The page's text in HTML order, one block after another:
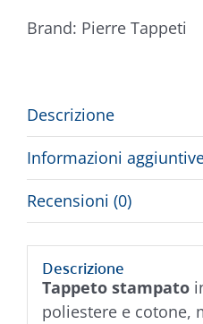
Brand: Pierre Tappeti
Descrizione
Informazioni
Recensioni (0)
Descrizione
Tappeto stampato
poliestere e cotone,